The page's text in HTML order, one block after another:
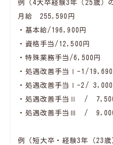
例（4大卒経験3年（25歳）
月給 255,590円
・基本給/196,900円
・資格手当/12,500円
・特殊業務手当/6,500円
・処遇改善手当Ⅰ-1/19,690
・処遇改善手当Ⅰ-2/ 3,000
・処遇改善手当Ⅱ /
・処遇改善手当Ⅲ /
例（短大卒・経験3年（23歳